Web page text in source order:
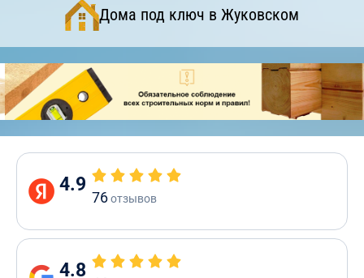
Дома под ключ в Жуковском
4.9
76отзывов
4.8